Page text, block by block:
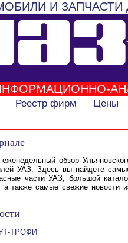
И
Реестр фирм Цены
обзор
УАЗ. Здесь вы найдете
части УАЗ, большой
а также самые свежие новости
ТРОФИ